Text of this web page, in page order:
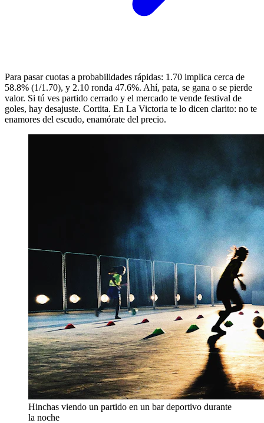
Para pasar cuotas a probabilidades rápidas: 1.70 implica cerca de
58.8% (1/1.70), y 2.10 ronda 47.6%. Ahí, pata, se gana o se pierde
valor. Si tú ves partido cerrado y el mercado te vende festival de
goles, hay desajuste. Cortita. En La Victoria te lo dicen clarito: no te
enamores del escudo, enamórate del precio.
Hinchas viendo un partido en un bar deportivo durante
la noche